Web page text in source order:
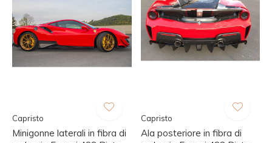
Capristo
Minigonne laterali in fibra di
Capristo
Ala posteriore in fibra di